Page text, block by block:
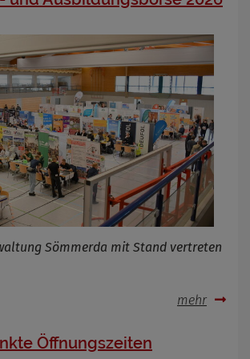
Sömmerda mit Stand vertreten
mehr
Öffnungszeiten
Infos schließen